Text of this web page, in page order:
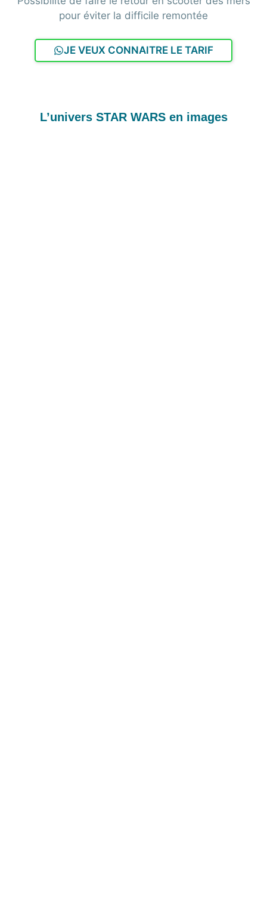
pour éviter la difficile remontée
JE VEUX CONNAITRE LE TARIF
L’univers STAR WARS en images